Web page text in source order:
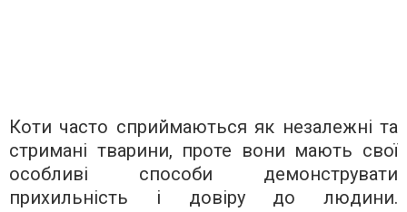
Коти часто сприймаються як незалежні та
стримані тварини, проте вони мають свої
особливі способи демонструвати
прихильність і довіру до людини.